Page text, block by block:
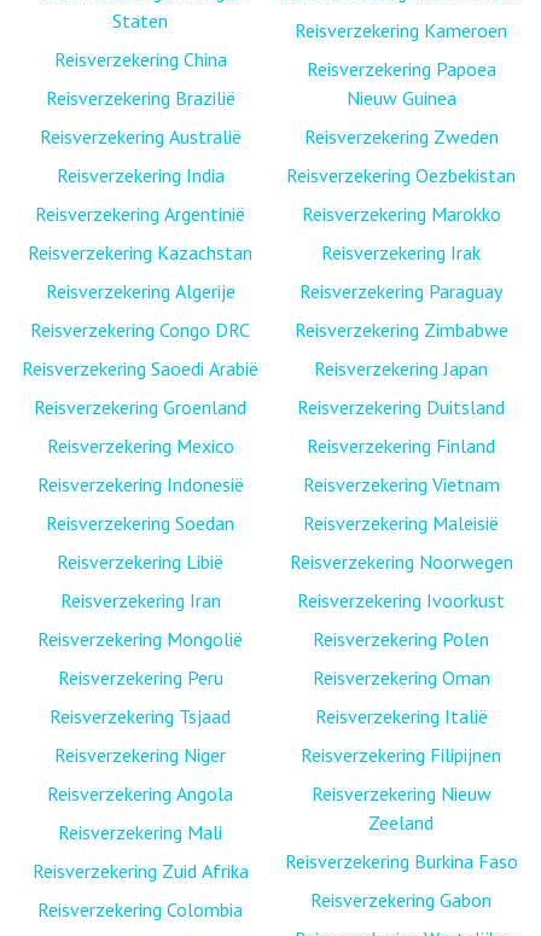
Staten
Reisverzekering China
Reisverzekering Brazilië
Reisverzekering Australië
Reisverzekering India
Reisverzekering Argentinië
Reisverzekering Kazachstan
Reisverzekering Algerije
Reisverzekering Congo DRC
Reisverzekering Saoedi Arabië
Reisverzekering Groenland
Reisverzekering Mexico
Reisverzekering Indonesië
Reisverzekering Soedan
Reisverzekering Libië
Reisverzekering Iran
Reisverzekering Mongolië
Reisverzekering Peru
Reisverzekering Tsjaad
Reisverzekering Niger
Reisverzekering Angola
Reisverzekering Mali
Reisverzekering Zuid Afrika
Reisverzekering Colombia
Reisverzekering Kameroen
Reisverzekering Papoea
Nieuw Guinea
Reisverzekering Zweden
Reisverzekering Oezbekistan
Reisverzekering Marokko
Reisverzekering Irak
Reisverzekering Paraguay
Reisverzekering Zimbabwe
Reisverzekering Japan
Reisverzekering Duitsland
Reisverzekering Finland
Reisverzekering Vietnam
Reisverzekering Maleisië
Reisverzekering Noorwegen
Reisverzekering Ivoorkust
Reisverzekering Polen
Reisverzekering Oman
Reisverzekering Italië
Reisverzekering Filipijnen
Reisverzekering Nieuw
Zeeland
Reisverzekering Burkina Faso
Reisverzekering Gabon